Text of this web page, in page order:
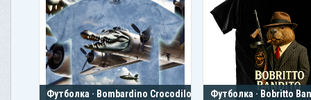
Футболка · Bombardino Crocodilo
Футболка · Bobritto